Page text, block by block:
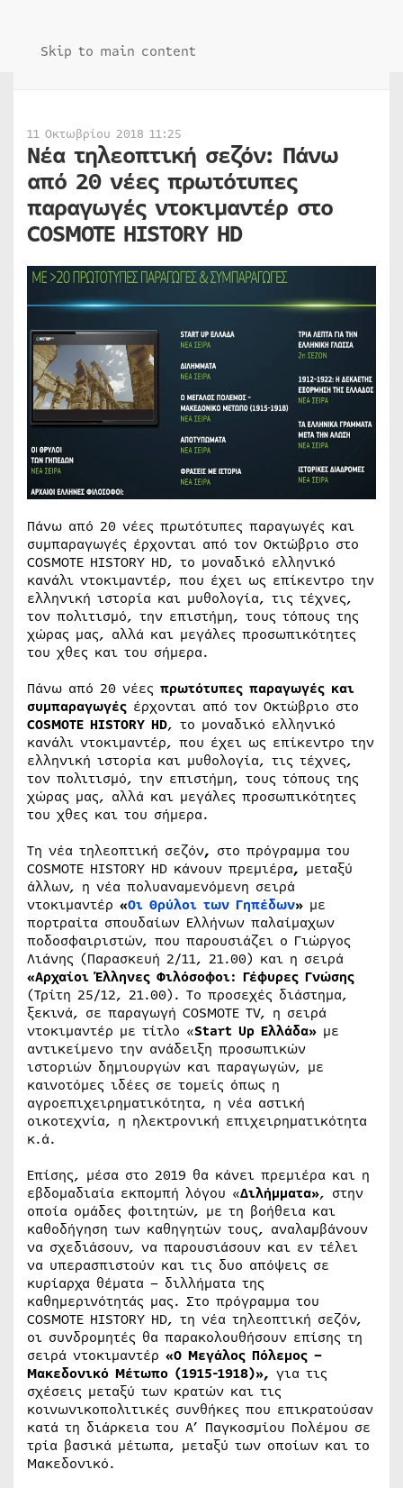
Skip to main content
11 Οκτωβρίου 2018 11:25
Νέα τηλεοπτική σεζόν: Πάνω
από 20 νέες πρωτότυπες
παραγωγές ντοκιμαντέρ στο
COSMOTE HISTORY HD
Πάνω από 20 νέες πρωτότυπες παραγωγές και
συμπαραγωγές έρχονται από τον Οκτώβριο στο
COSMOTE HISTORY HD, το μοναδικό ελληνικό
κανάλι ντοκιμαντέρ, που έχει ως επίκεντρο την
ελληνική ιστορία και μυθολογία, τις τέχνες,
τον πολιτισμό, την επιστήμη, τους τόπους της
χώρας μας, αλλά και μεγάλες προσωπικότητες
του χθες και του σήμερα.
Πάνω από 20 νέες πρωτότυπες παραγωγές και
συμπαραγωγές έρχονται από τον Οκτώβριο στο
COSMOTE HISTORY HD, το μοναδικό ελληνικό
κανάλι ντοκιμαντέρ, που έχει ως επίκεντρο την
ελληνική ιστορία και μυθολογία, τις τέχνες,
τον πολιτισμό, την επιστήμη, τους τόπους της
χώρας μας, αλλά και μεγάλες προσωπικότητες
του χθες και του σήμερα.
Τη νέα τηλεοπτική σεζόν, στο πρόγραμμα του
COSMOTE HISTORY HD κάνουν πρεμιέρα, μεταξύ
άλλων, η νέα πολυαναμενόμενη σειρά
ντοκιμαντέρ «Οι Θρύλοι των Γηπέδων» με
πορτραίτα σπουδαίων Ελλήνων παλαίμαχων
ποδοσφαιριστών, που παρουσιάζει ο Γιώργος
Λιάνης (Παρασκευή 2/11, 21.00) και η σειρά
«Αρχαίοι Έλληνες Φιλόσοφοι: Γέφυρες Γνώσης
(Τρίτη 25/12, 21.00). To προσεχές διάστημα,
ξεκινά, σε παραγωγή COSMOTE TV, η σειρά
ντοκιμαντέρ με τίτλο «Start Up Ελλάδα» με
αντικείμενο την ανάδειξη προσωπικών
ιστοριών δημιουργών και παραγωγών, με
καινοτόμες ιδέες σε τομείς όπως η
αγροεπιχειρηματικότητα, η νέα αστική
οικοτεχνία, η ηλεκτρονική επιχειρηματικότητα
κ.ά.
Επίσης, μέσα στο 2019 θα κάνει πρεμιέρα και η
εβδομαδιαία εκπομπή λόγου «Διλήμματα», στην
οποία ομάδες φοιτητών, με τη βοήθεια και
καθοδήγηση των καθηγητών τους, αναλαμβάνουν
να σχεδιάσουν, να παρουσιάσουν και εν τέλει
να υπερασπιστούν και τις δυο απόψεις σε
κυρίαρχα θέματα – διλλήματα της
καθημερινότητάς μας. Στο πρόγραμμα του
COSMOTE HISTORY HD, τη νέα τηλεοπτική σεζόν,
οι συνδρομητές θα παρακολουθήσουν επίσης τη
σειρά ντοκιμαντέρ «Ο Μεγάλος Πόλεμος –
Μακεδονικό Μέτωπο (1915-1918)», για τις
σχέσεις μεταξύ των κρατών και τις
κοινωνικοπολιτικές συνθήκες που επικρατούσαν
κατά τη διάρκεια του Α’ Παγκοσμίου Πολέμου σε
τρία βασικά μέτωπα, μεταξύ των οποίων και το
Μακεδονικό.